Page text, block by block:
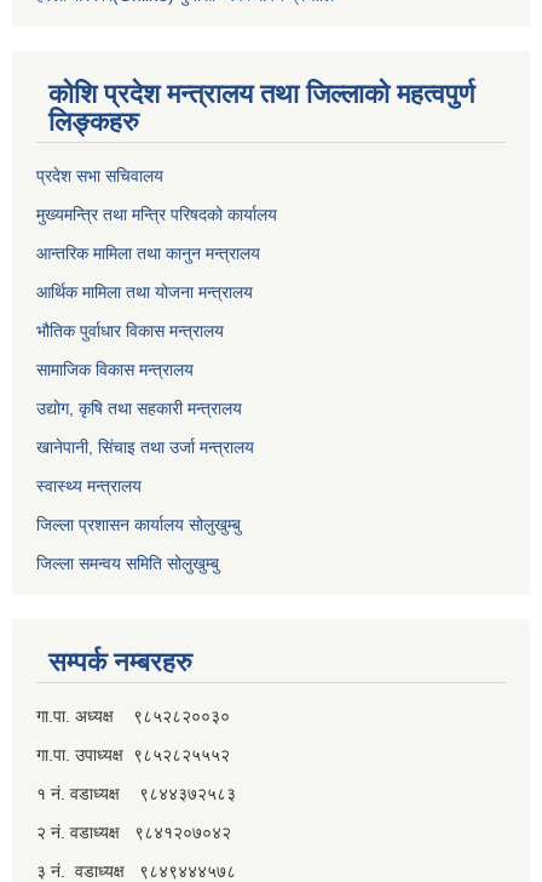
कोशि प्रदेश मन्त्रालय तथा जिल्लाको महत्वपुर्ण
लिङ्कहरु
प्रदेश सभा सचिवालय
मुख्यमन्त्रि तथा मन्त्रि परिषदको कार्यालय
आन्तरिक मामिला तथा कानुन मन्त्रालय
आर्थिक मामिला तथा योजना मन्त्रालय
भौतिक पुर्वाधार विकास मन्त्रालय
सामाजिक विकास मन्त्रालय
उद्योग, कृषि तथा सहकारी मन्त्रालय
खानेपानी, सिंचाइ तथा उर्जा मन्त्रालय
स्वास्थ्य मन्त्रालय
जिल्ला प्रशासन कार्यालय सोलुखुम्बु
जिल्ला समन्वय समिति सोलुखुम्बु
सम्पर्क नम्बरहरु
गा.पा. अध्यक्ष ९८५२८२००३०
गा.पा. उपाध्यक्ष ९८५२८२५५५२
१ नं. वडाध्यक्ष ९८४४३७२५८३
२ नं. वडाध्यक्ष ९८४१२०७०४२
३ नं. वडाध्यक्ष ९८४९४४४५७८